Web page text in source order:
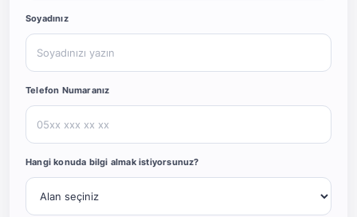
Soyadınız
Telefon Numaranız
Hangi konuda bilgi almak istiyorsunuz?